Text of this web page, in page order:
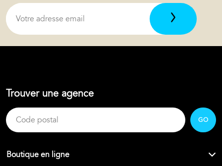
Trouver une agence
GO
Boutique en ligne